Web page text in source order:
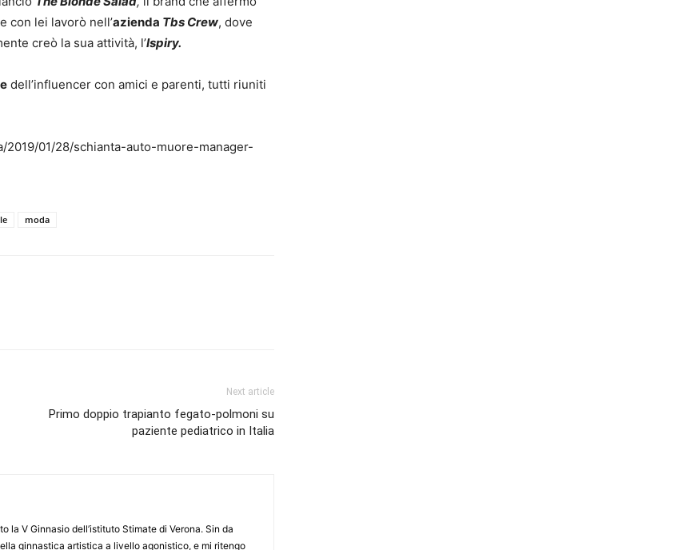
con lei lavorò nell’azienda Tbs Crew, dove
creò la sua attività, l’Ispiry.
dell’influencer con amici e parenti, tutti riuniti
01/28/schianta-auto-muore-manager-
moda
Next article
Primo doppio trapianto fegato-polmoni su
paziente pediatrico in Italia
la V Ginnasio dell’istituto Stimate di Verona. Sin da
ginnastica artistica a livello agonistico, e mi ritengo